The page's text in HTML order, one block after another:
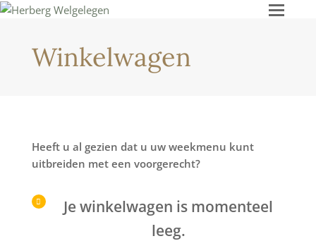
Winkelwagen
Heeft u al gezien dat u uw weekmenu kunt
uitbreiden met een voorgerecht?
Je winkelwagen is momenteel
leeg.